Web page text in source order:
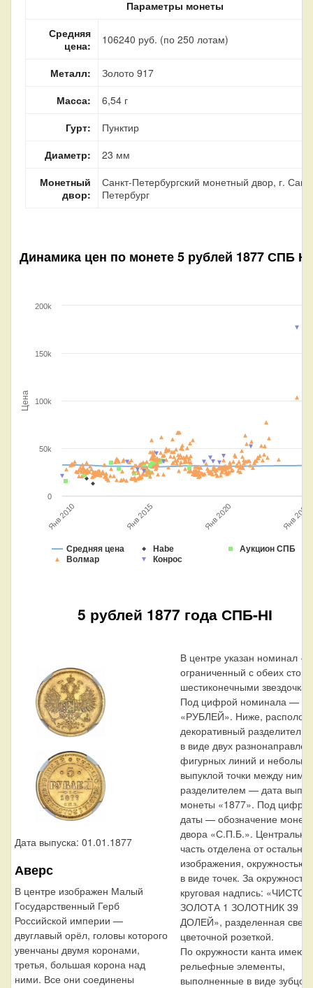
Параметры монеты
Средняя
цена:
106240 руб. (по 250 лотам)
Металл:
Золото 917
Масса:
6,54 г
Гурт:
Пунктир
Диаметр:
23 мм
Монетный
двор:
Санкт-Петербургский монетный двор, г.
Петербург
Динамика цен по монете5 рублей 1877 СПБ НI
Цена
Средняя цена Habe
Аукцион СПБ
Волмар
Конрос
Янв 2010 Янв 2015 Янв 2020 Янв 2025
0
50k
100k
150k
200k
5 рублей 1877 года СПБ-НІ
Дата выпуска: 01.01.1877
Аверс
В центре изображен Малый
Государственный Герб
Российской империи —
двуглавый орёл, головы которого
увенчаны двумя коронами,
третья, большая корона над
ними. Все они соединены
В центре указан номинал
ограниченный с обеих
шестиконечными
Под цифрой номинала —
«РУБЛЕЙ». Ниже,
декоративный разделитель
в виде двух
фигурных линий и
выпуклой точки между
разделителем — дата
монеты «1877». Под
даты — обозначение
двора «С.П.Б.».
часть отделена от
изображения, окружностью
в виде точек. За
круговая надпись:
ЗОЛОТА 1 ЗОЛОТНИК 39
ДОЛЕЙ», разделенная
цветочной розеткой.
По окружности канта
рельефные элементы,
выполненные в виде зубцов.